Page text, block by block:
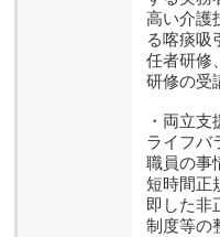
高い介護
る喀痰吸
任者研修
研修の受
・両立
ライフバ
職員の事
短時間正
即した非
制度等の